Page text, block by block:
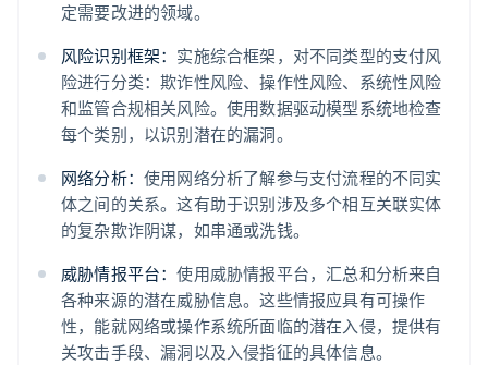
定需要改进的领域。
风险识别框架： 实施综合框架，对不同类型的支付风
险进行分类：欺诈性风险、操作性风险、系统性风险
和监管合规相关风险。使用数据驱动模型系统地检查
每个类别，以识别潜在的漏洞。
网络分析： 使用网络分析了解参与支付流程的不同实
体之间的关系。这有助于识别涉及多个相互关联实体
的复杂欺诈阴谋，如串通或洗钱。
威胁情报平台：使用威胁情报平台，汇总和分析来自
各种来源的潜在威胁信息。这些情报应具有可操作
性，能就网络或操作系统所面临的潜在入侵，提供有
关攻击手段、漏洞以及入侵指征的具体信息。